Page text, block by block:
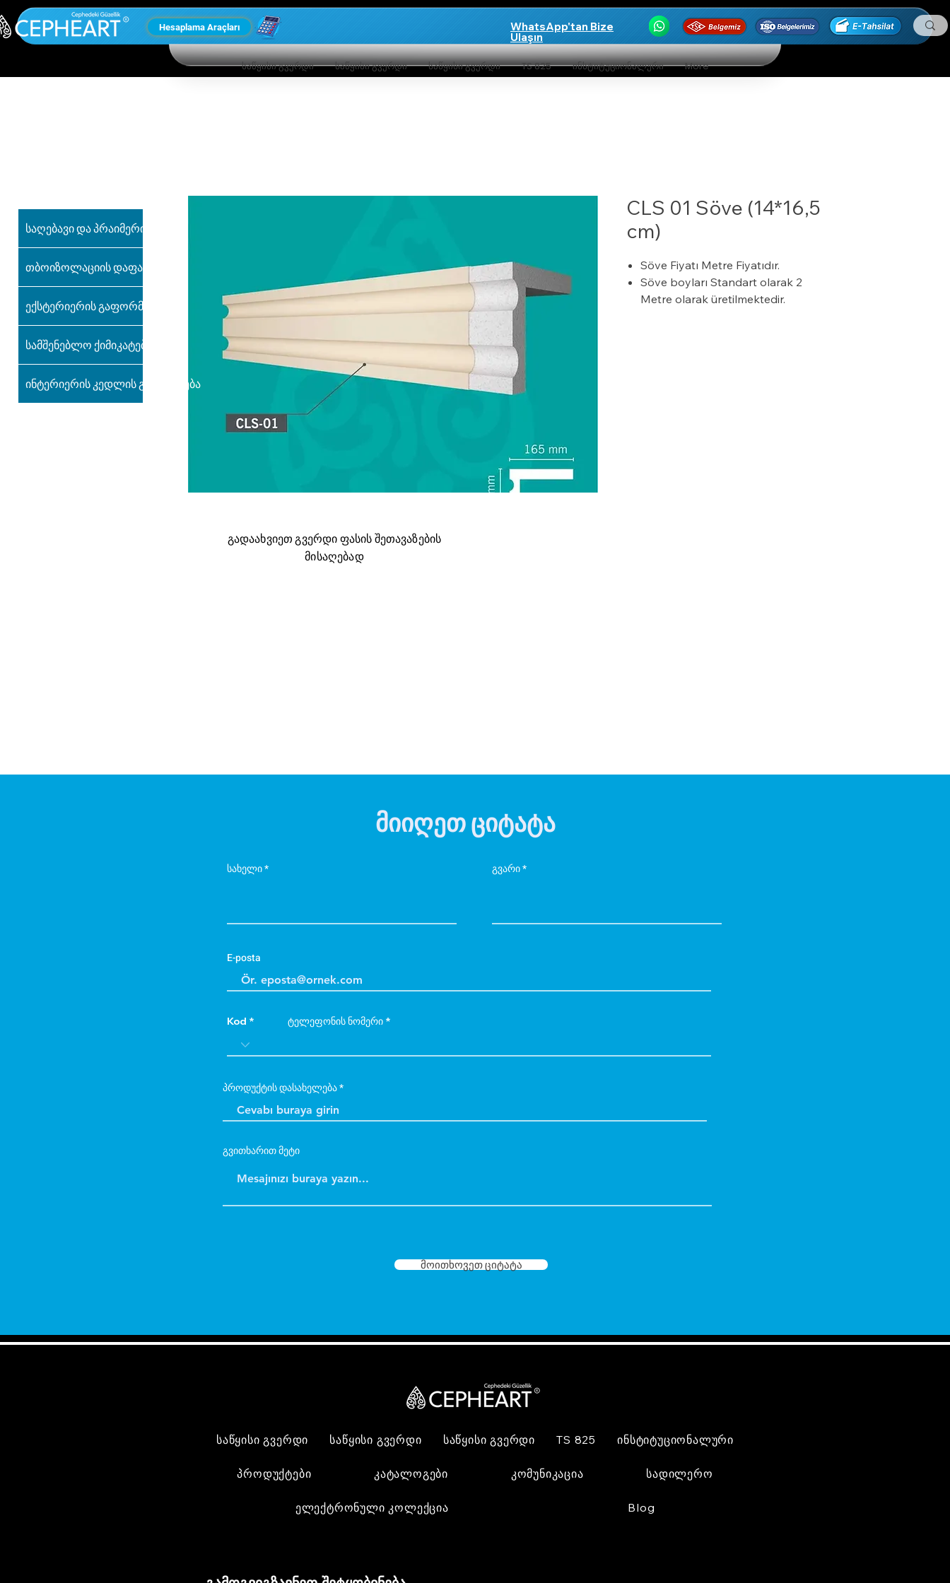
Hesaplama Araçları WhatsApp'tan Bize
Ulaşın
საწყისი გვერდი საწყისი გვერდი საწყისი გვერდი TS 825 ინსტიტუციონალური More
CLS 01 Söve (14*16,5
cm)
Söve Fiyatı Metre Fiyatıdır.
Söve boyları Standart olarak 2
Metre olarak üretilmektedir.
გადაახვიეთ გვერდი ფასის შეთავაზების
მისაღებად
საღებავი და პრაიმერი
თბოიზოლაციის დაფა
ექსტერიერის გაფორმება
სამშენებლო ქიმიკატები
ინტერიერის კედლის გაფორმება
მიიღეთ ციტატა
სახელი გვარი
E-posta
Kod ტელეფონის ნომერი
პროდუქტის დასახელება
გვითხარით მეტი
მოითხოვეთ ციტატა
საწყისი გვერდი საწყისი გვერდი საწყისი გვერდი TS 825 ინსტიტუციონალური
პროდუქტები კატალოგები კომუნიკაცია სადილერო
ელექტრონული კოლექცია Blog